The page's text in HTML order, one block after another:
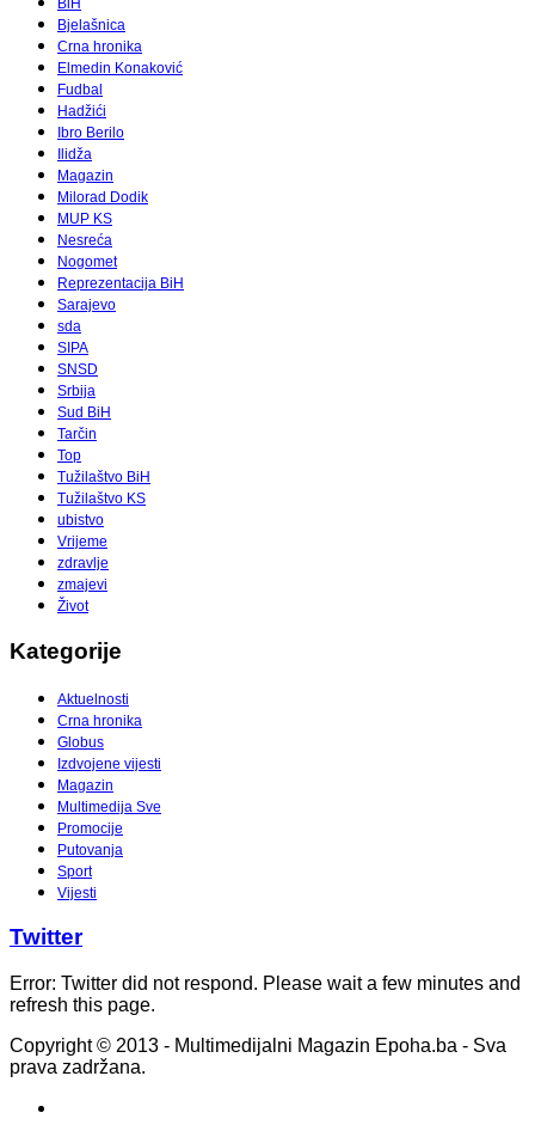
BiH
Bjelašnica
Crna hronika
Elmedin Konaković
Fudbal
Hadžići
Ibro Berilo
Ilidža
Magazin
Milorad Dodik
MUP KS
Nesreća
Nogomet
Reprezentacija BiH
Sarajevo
sda
SIPA
SNSD
Srbija
Sud BiH
Tarčin
Top
Tužilaštvo BiH
Tužilaštvo KS
ubistvo
Vrijeme
zdravlje
zmajevi
Život
Kategorije
Aktuelnosti
Crna hronika
Globus
Izdvojene vijesti
Magazin
Multimedija Sve
Promocije
Putovanja
Sport
Vijesti
Twitter
Error: Twitter did not respond. Please wait a few minutes and
refresh this page.
Copyright © 2013 - Multimedijalni Magazin Epoha.ba - Sva
prava zadržana.